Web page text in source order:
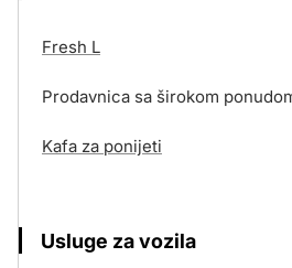
Fresh L
Prodavnica sa širokom
Kafa za ponijeti
Usluge za vozila